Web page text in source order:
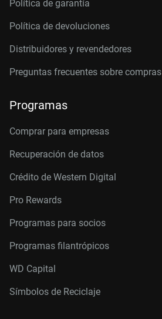
Política de garantía
Política de devoluciones
Distribuidores y revendedores
Preguntas frecuentes sobre compras
Programas
Comprar para empresas
Recuperación de datos
Crédito de Western Digital
Pro Rewards
Programas para socios
Programas filantrópicos
WD Capital
Símbolos de Reciclaje